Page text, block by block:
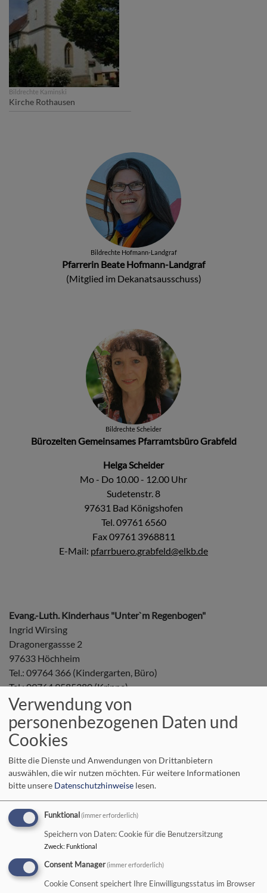
Bildrechte Kaminski
Kirche Rothausen
Bildrechte Hofmann-Landgraf
Pfarrerin Beate Hofmann-Landgraf
(Mitglied im Dekanatsausschuss)
BildrechteScheider
Bürozeiten Gemeinsames Pfarramtsbüro Grabfeld
Helga Scheider
Mo - Do 10.00 - 12.00 Uhr
Sudetenstr. 8
97631 Bad Königshofen
Tel. 09761 6560
Fax 09761 3968811
E-Mail: pfarrbuero.grabfeld@elkb.de
Evang.-Luth. Kinderhaus "Unter`m Regenbogen"
Ingrid Wirsing
Dragonergassse 2
97633 Höchheim
Tel.: 09764 366 (Kindergarten, Büro)
Tel.: 09764 9585380 (Krippe)
E-Mail: Kita.hoechheim@elkb.de
Gemeinsamer Kirchenvorstand 2024-2030
Isolde Dippert
Alexandra Schmidt
Anna Schmutz
Anitra Sturdza
Ursula Uebelacker
Christine Uhlein
Ingrid Wartenberg
Daniela Werner
Hartmut Werner
Regelmäßige Veranstaltungen
Verwendung von
personenbezogenen Daten und
Cookies
Bitte die Dienste und Anwendungen von Drittanbietern
auswählen, die wir nutzen möchten. Für weitere Informationen
bitte unsere Datenschutzhinweise lesen.
Funktional (immer erforderlich)
Speichern von Daten: Cookie für die Benutzersitzung
Zweck: Funktional
Consent Manager(immer erforderlich)
Cookie Consent speichert Ihre Einwilligungsstatus im Browser